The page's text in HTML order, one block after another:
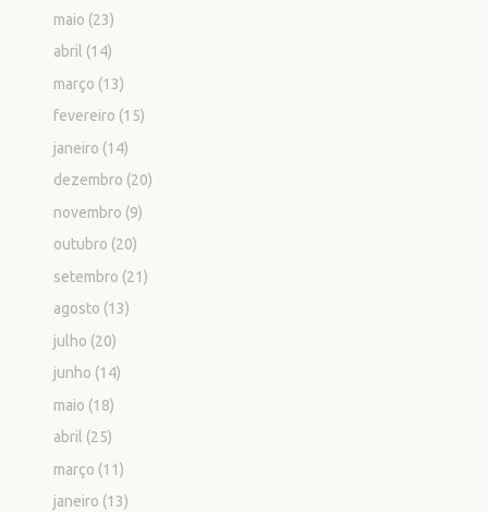
maio (23)
abril (14)
março (13)
fevereiro (15)
janeiro (14)
dezembro (20)
novembro (9)
outubro (20)
setembro (21)
agosto (13)
julho (20)
junho (14)
maio (18)
abril (25)
março (11)
janeiro (13)